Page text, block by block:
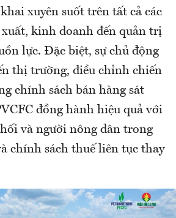
xuyên suốt trên tất cả các
kinh doanh đến quản trị
lực. Đặc biệt, sự chủ động
thị trường, điều chỉnh chiến
chính sách bán hàng sát
đồng hành hiệu quả với
và người nông dân trong
chính sách thuế liên tục thay